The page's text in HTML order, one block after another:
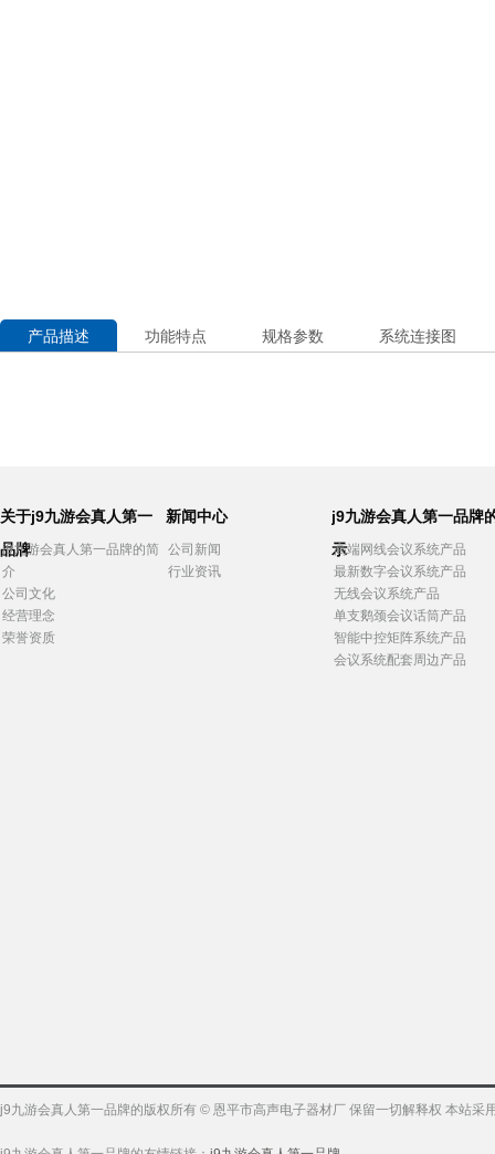
产品描述 功能特点 规格参数 系统连接图
关于j9九游会真人第一
品牌
j9九游会真人第一品牌的简
介
公司文化
经营理念
荣誉资质
新闻中心
公司新闻
行业资讯
j9九游会真人第一品牌
示
高端网线会议系统产品
最新数字会议系统产品
无线会议系统产品
单支鹅颈会议话筒产品
智能中控矩阵系统产品
会议系统配套周边产品
j9九游会真人第一品牌的版权所有 © 恩平市高声电子器材厂 保留一切解释权 本站采